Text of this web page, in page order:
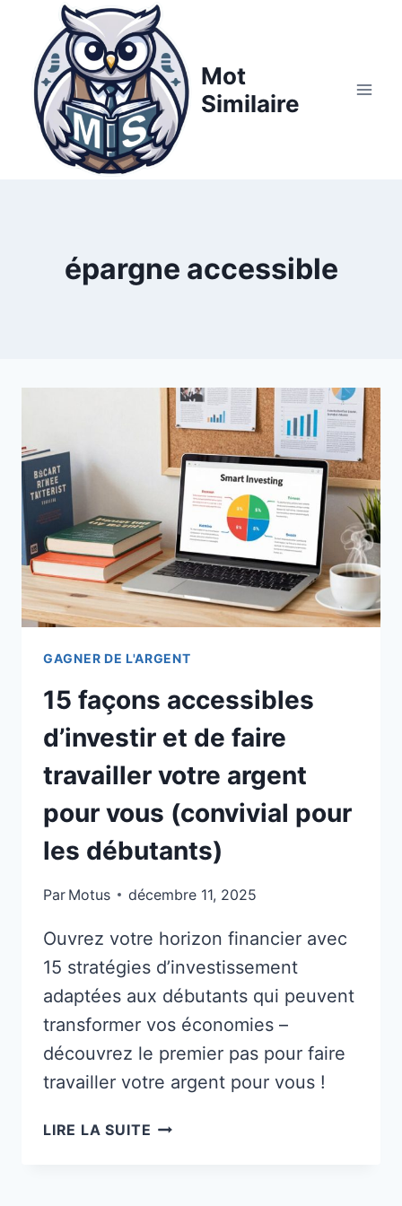
contenu
Mot
Similaire
épargne accessible
GAGNER DE L'ARGENT
15 façons accessibles
d’investir et de faire
travailler votre argent
pour vous (convivial pour
les débutants)
Par Motus décembre 11, 2025
Ouvrez votre horizon financier avec
15 stratégies d’investissement
adaptées aux débutants qui peuvent
transformer vos économies –
découvrez le premier pas pour faire
travailler votre argent pour vous !
LIRE LA SUITE 15